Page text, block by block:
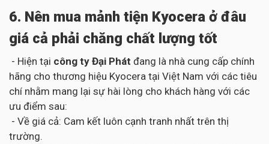
6. Nên mua mảnh tiện Kyocera ở đâu
giá cả phải chăng chất lượng tốt
- Hiện tại công ty Đại Phát đang là nhà cung cấp chính
hãng cho thương hiệu Kyocera tại Việt Nam với các tiêu
chí nhằm mang lại sự hài lòng cho khách hàng với các
ưu điểm sau:
- Về giá cả: Cam kết luôn cạnh tranh nhất trên thị
trường.